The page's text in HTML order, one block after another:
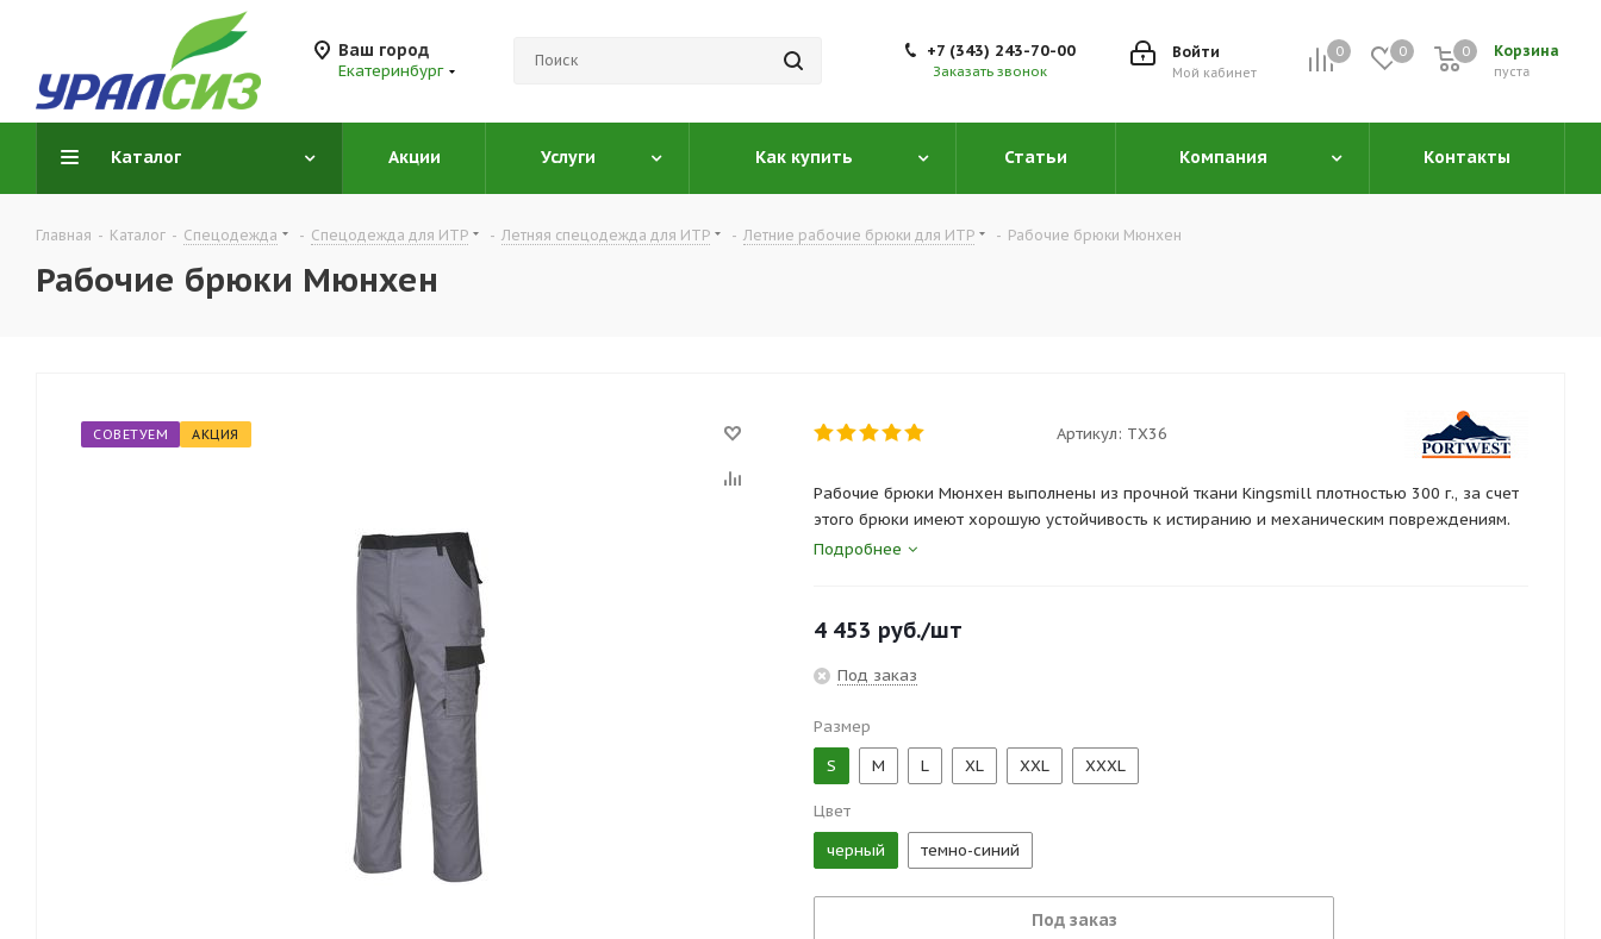
Ваш город
Екатеринбург
0 0 Корзина
0
пуста
0
Войти
Мой кабинет
+7 (343) 243-70-00
Заказать звонок
Каталог Акции Услуги Как купить Статьи Компания Контакты
Главная - Каталог - Спецодежда - Спецодежда для ИТР - Летняя спецодежда для ИТР - Летние рабочие брюки для ИТР - Рабочие брюки Мюнхен
Рабочие брюки Мюнхен
СОВЕТУЕМ АКЦИЯ Артикул: TX36
Рабочие брюки Мюнхен выполнены из прочной ткани Kingsmill плотностью 300 г., за счет
этого брюки имеют хорошую устойчивость к истиранию и механическим повреждениям.
возможность разместить в нем мобильный телефон или рацию. Чуть выше бокового
кармана рабочих брюк Portwest TX36, Темно-синий/синий, находится держатель для
молотка.
Подробнее
4 453 руб./шт
Под заказ
Размер
S
M L XL XXL XXXL
Цвет
черный
темно-синий
Под заказ